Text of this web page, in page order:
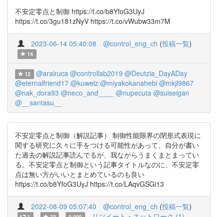
不安定零点と制御 https://t.co/b8YfoG3UyJ
https://t.co/3gu181zNyV https://t.co/vWubw33m7M
2023-06-14 05:40:08 @control_eng_ch (投稿一覧)
14
12 @arairuca @controllab2019 @Deutzia_DayADay
@eternalfriend17 @kuwelz @miyakokanahebi @mkjl9867
@nak_dora93 @neco_and____ @nupecuta @suiseigan
@__santasu__
不安定零点と制御（解説記事） 制御性能限界の閉形式表現に
関する研究に久々に手をつける可能性があって、自分が書い
た過去の解説記事読んでるが、我ながらうまくまとまってい
る。不安定零点と制御という記事タイトルなのに、不安定零
点は無い方がいいとまとめているのも良い
https://t.co/b8YfoG3UyJ https://t.co/LAqvGSGi13
2022-08-09 05:07:40 @control_eng_ch (投稿一覧)